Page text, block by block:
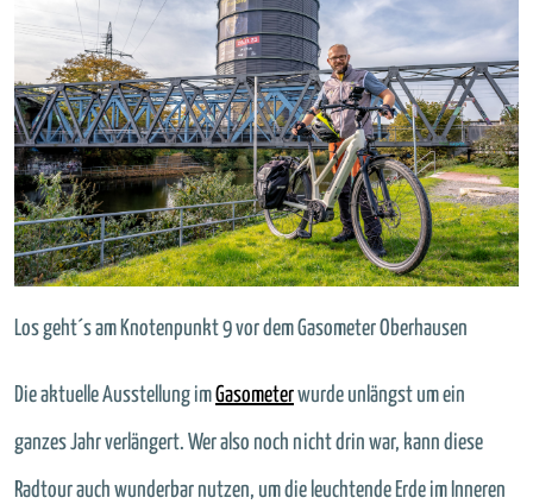
Los geht´s am Knotenpunkt 9 vor dem Gasometer Oberhausen
Die aktuelle Ausstellung imGasometerwurde unlängst um ein
ganzes Jahr verlängert. Wer also noch nicht drin war, kann diese
Radtour auch wunderbar nutzen, um die leuchtende Erde im Inneren